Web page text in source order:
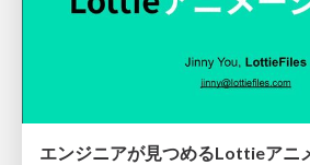
エンジニアが見つめるLottieアニ